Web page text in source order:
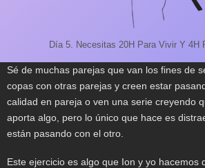
Día 5. Necesitas 20H Para Vivir Y 4H
Sé de muchas parejas que van los fines de
copas con otras parejas y creen estar
calidad en pareja o ven una serie creyendo
aporta algo, pero lo único que hace es
están pasando con el otro.
Este ejercicio es algo que Ion y yo hacemos